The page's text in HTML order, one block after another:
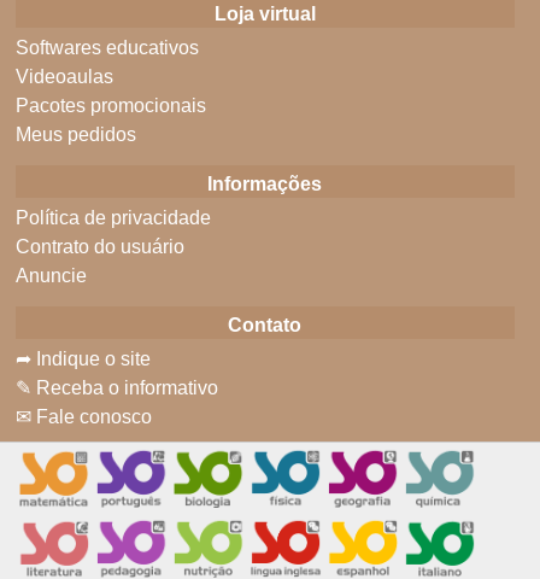
Loja virtual
Softwares educativos
Videoaulas
Pacotes promocionais
Meus pedidos
Informações
Política de privacidade
Contrato do usuário
Anuncie
Contato
➦ Indique o site
✎ Receba o informativo
✉ Fale conosco